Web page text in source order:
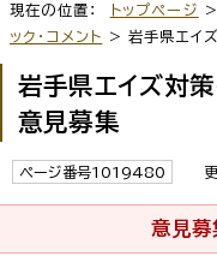
現在の位置： トップページ >
ック・コメント
> 岩手県エイ
岩手県エイズ対策
意見募集
ページ番号1019480 更
意見募